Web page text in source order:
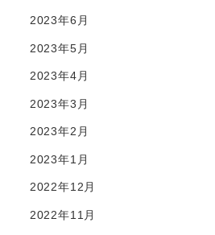
2023年6月
2023年5月
2023年4月
2023年3月
2023年2月
2023年1月
2022年12月
2022年11月